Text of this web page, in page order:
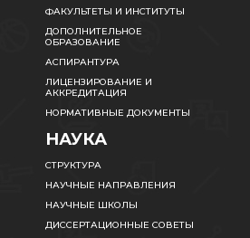
ФАКУЛЬТЕТЫ И ИНСТИТУТЫ
ДОПОЛНИТЕЛЬНОЕ
ОБРАЗОВАНИЕ
АСПИРАНТУРА
ЛИЦЕНЗИРОВАНИЕ И
АККРЕДИТАЦИЯ
НОРМАТИВНЫЕ ДОКУМЕНТЫ
НАУКА
СТРУКТУРА
НАУЧНЫЕ НАПРАВЛЕНИЯ
НАУЧНЫЕ ШКОЛЫ
ДИССЕРТАЦИОННЫЕ СОВЕТЫ